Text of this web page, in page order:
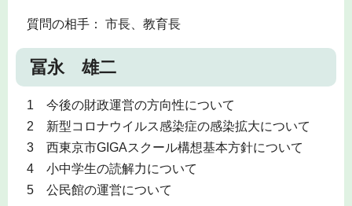
質問の相手： 市長、教育長
冨永 雄二
1 今後の財政運営の方向性について
2 新型コロナウイルス感染症の感染拡大について
3 西東京市GIGAスクール構想基本方針について
4 小中学生の読解力について
5 公民館の運営について